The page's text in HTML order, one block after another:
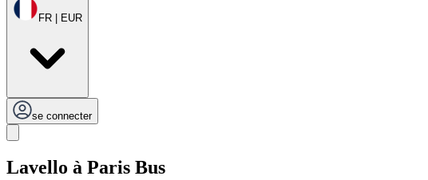
FR | EUR
se connecter
Lavello à Paris Bus